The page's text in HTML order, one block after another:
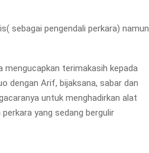
sebagai pengendali perkara) namun
mengucapkan terimakasih kepada
dengan Arif, bijaksana, sabar dan
untuk menghadirkan alat
yang sedang bergulir